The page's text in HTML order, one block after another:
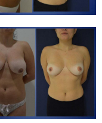
Alles zu thema #Liposuktion #Fettabsaugung Wie? Für Wen? Welche Arten von Fettabsaugung gibt es? 2:23
1:01